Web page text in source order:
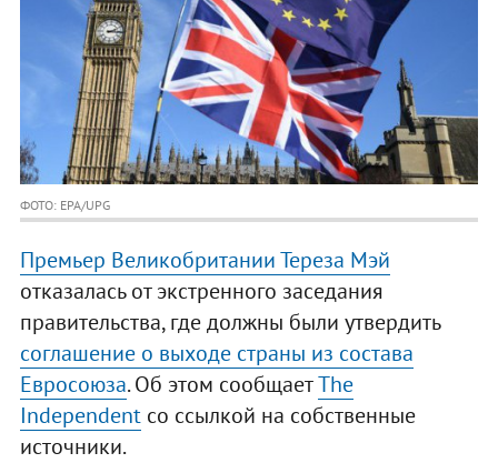
ФОТО: EPA/UPG
Премьер Великобритании Тереза Мэй
отказалась от экстренного заседания
правительства, где должны были утвердить
соглашение о выходе страны из состава
Евросоюза. Об этом сообщаетThe
Independentсо ссылкой на собственные
источники.